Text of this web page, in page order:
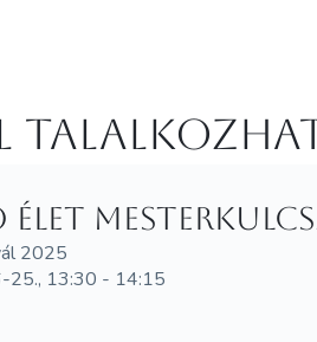
élet
2025
25., 13:30 - 14:15